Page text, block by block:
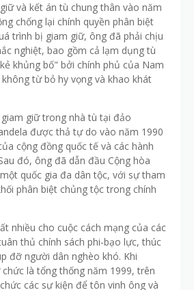
và kết án tù chung thân vào năm
chống lại chính quyền phân biệt
trình bị giam giữ, ông đã phải chịu
nghiệt, bao gồm cả lạm dụng tù
khủng bố" bởi chính phủ của Nam
từ bỏ hy vọng và khao khát
giữ trong nhà tù tại đảo
được thả tự do vào năm 1990
cộng đồng quốc tế và các hành
đó, ông đã dẫn đầu Cộng hòa
quốc gia đa dân tộc, với sự tham
phân biệt chủng tộc trong chính
nhiều cho cuộc cách mạng của các
thủ chính sách phi-bạo lực, thúc
đỡ người dân nghèo khó. Khi
là tổng thống năm 1999, trên
các sự kiện để tôn vinh ông và